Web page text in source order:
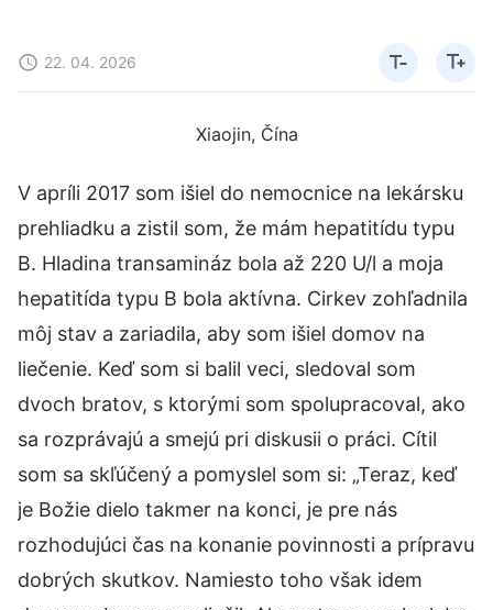
22. 04. 2026
Xiaojin, Čína
V apríli 2017 som išiel do nemocnice na lekársku
prehliadku a zistil som, že mám hepatitídu typu
B. Hladina transamináz bola až 220 U/l a moja
hepatitída typu B bola aktívna. Cirkev zohľadnila
môj stav a zariadila, aby som išiel domov na
liečenie. Keď som si balil veci, sledoval som
dvoch bratov, s ktorými som spolupracoval, ako
sa rozprávajú a smejú pri diskusii o práci. Cítil
som sa skľúčený a pomyslel som si: „Teraz, keď
je Božie dielo takmer na konci, je pre nás
rozhodujúci čas na konanie povinnosti a prípravu
dobrých skutkov. Namiesto toho však idem